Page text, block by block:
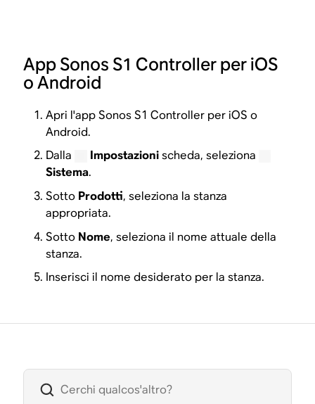
App Sonos S1 Controller per iOS
o Android
Apri l'app Sonos S1 Controller per iOS o
Android.
Dalla
Impostazionischeda, seleziona
Sistema.
Sotto Prodotti, seleziona la stanza
appropriata.
Sotto Nome, seleziona il nome attuale della
stanza.
Inserisci il nome desiderato per la stanza.